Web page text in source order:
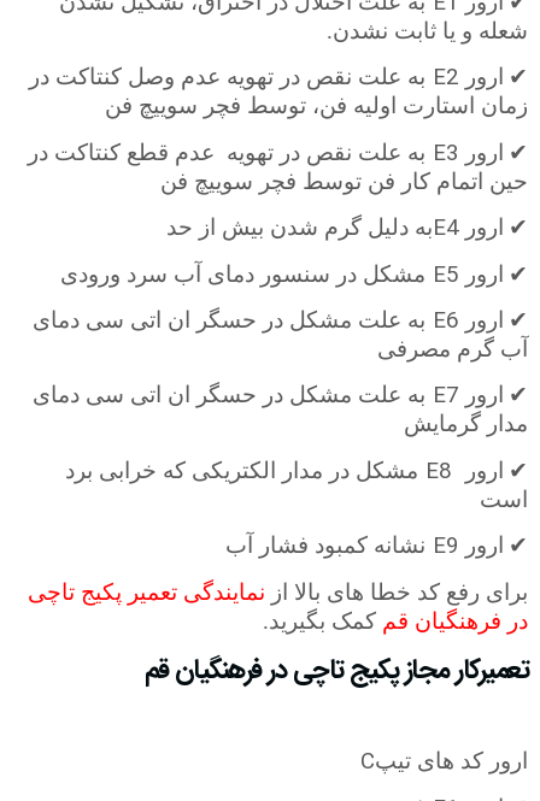
شعله و یا ثابت نشدن.
✔ ارور E2 به علت نقص در تهویه عدم وصل کنتاکت در
زمان استارت اولیه فن، توسط فچر سوییچ فن
✔ ارور E3 به علت نقص در تهویه عدم قطع کنتاکت در
حین اتمام کار فن توسط فچر سوییچ فن
✔ ارور E4به دلیل گرم شدن بیش از حد
✔ ارور E5 مشکل در سنسور دمای آب سرد ورودی
✔ ارور E6 به علت مشکل در حسگر ان اتی سی دمای
آب گرم مصرفی
✔ ارور E7 به علت مشکل در حسگر ان اتی سی دمای
مدار گرمایش
✔ ارور E8 مشکل در مدار الکتریکی که خرابی برد
است
✔ ارور E9 نشانه کمبود فشار آب
برای رفع کد خطا های بالا از نمایندگی تعمیر پکیج تاچی
در فرهنگیان قم کمک بگیرید.
تعمیرکار مجاز پکیج تاچی در فرهنگیان قم
ارور کد های تیپC